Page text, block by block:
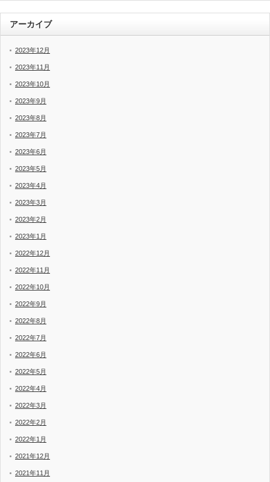
アーカイブ
2023年12月
2023年11月
2023年10月
2023年9月
2023年8月
2023年7月
2023年6月
2023年5月
2023年4月
2023年3月
2023年2月
2023年1月
2022年12月
2022年11月
2022年10月
2022年9月
2022年8月
2022年7月
2022年6月
2022年5月
2022年4月
2022年3月
2022年2月
2022年1月
2021年12月
2021年11月